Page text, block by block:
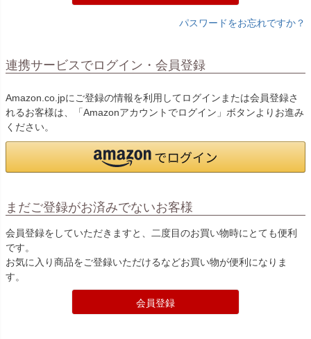
パスワードをお忘れですか？
連携サービスでログイン・会員登録
Amazon.co.jpにご登録の情報を利用してログインまたは会員登録さ
れるお客様は、「Amazonアカウントでログイン」ボタンよりお進み
ください。
まだご登録がお済みでないお客様
会員登録をしていただきますと、二度目のお買い物時にとても便利
です。
お気に入り商品をご登録いただけるなどお買い物が便利になりま
す。
会員登録